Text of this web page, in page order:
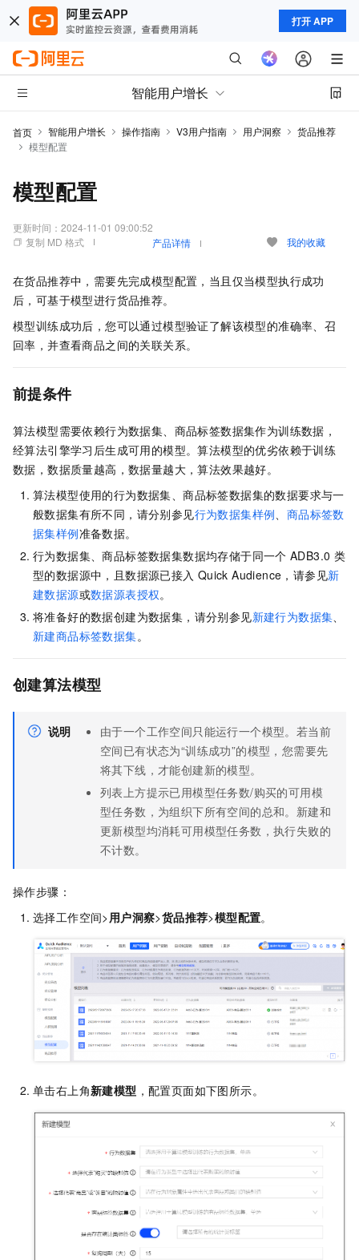
打开 APP
智能用户增长
首页 智能用户增长 操作指南 V3用户指南 用户洞察
货品推荐
模型配置
模型配置
更新时间： 2024-11-01 09:00:52
复制 MD 格式
产品详情 我的收藏
在货品推荐中，需要先完成模型配置，当且仅当模型执行成功
后，可基于模型进行货品推荐。
模型训练成功后，您可以通过模型验证了解该模型的准确率、召
回率，并查看商品之间的关联关系。
前提条件
算法模型需要依赖行为数据集、商品标签数据集作为训练数据，
经算法引擎学习后生成可用的模型。算法模型的优劣依赖于训练
数据，数据质量越高，数据量越大，算法效果越好。
算法模型使用的行为数据集、商品标签数据集的数据要求与一
般数据集有所不同，请分别参见行为数据集样例、 商品标签数
据集样例准备数据。
行为数据集、商品标签数据集数据均存储于同一个 ADB3.0 类
型的数据源中，且数据源已接入 Quick Audience，请参见新
建数据源或数据源表授权。
将准备好的数据创建为数据集，请分别参见新建行为数据集、
新建商品标签数据集。
创建算法模型
说明
由于一个工作空间只能运行一个模型。若当前
空间已有状态为“训练成功”的模型，您需要先
将其下线，才能创建新的模型。
列表上方提示已用模型任务数/购买的可用模
型任务数，为组织下所有空间的总和。新建和
更新模型均消耗可用模型任务数，执行失败的
不计数。
操作步骤：
选择工作空间>用户洞察>货品推荐>模型配置。
单击右上角新建模型 ，配置页面如下图所示。